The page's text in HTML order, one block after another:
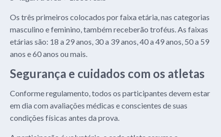
Os três primeiros colocados por faixa etária, nas categorias
masculino e feminino, também receberão troféus. As faixas
etárias são: 18 a 29 anos, 30 a 39 anos, 40 a 49 anos, 50 a 59
anos e 60 anos ou mais.
Segurança e cuidados com os atletas
Conforme regulamento, todos os participantes devem estar
em dia com avaliações médicas e conscientes de suas
condições físicas antes da prova.